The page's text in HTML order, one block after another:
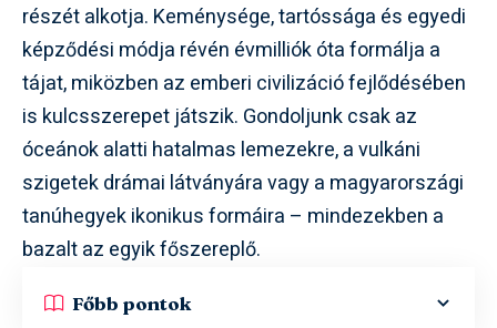
részét alkotja. Keménysége, tartóssága és egyedi
képződési módja révén évmilliók óta formálja a
tájat, miközben az emberi civilizáció fejlődésében
is kulcsszerepet játszik. Gondoljunk csak az
óceánok alatti hatalmas lemezekre, a vulkáni
szigetek drámai látványára vagy a magyarországi
tanúhegyek ikonikus formáira – mindezekben a
bazalt az egyik főszereplő.
Főbb pontok